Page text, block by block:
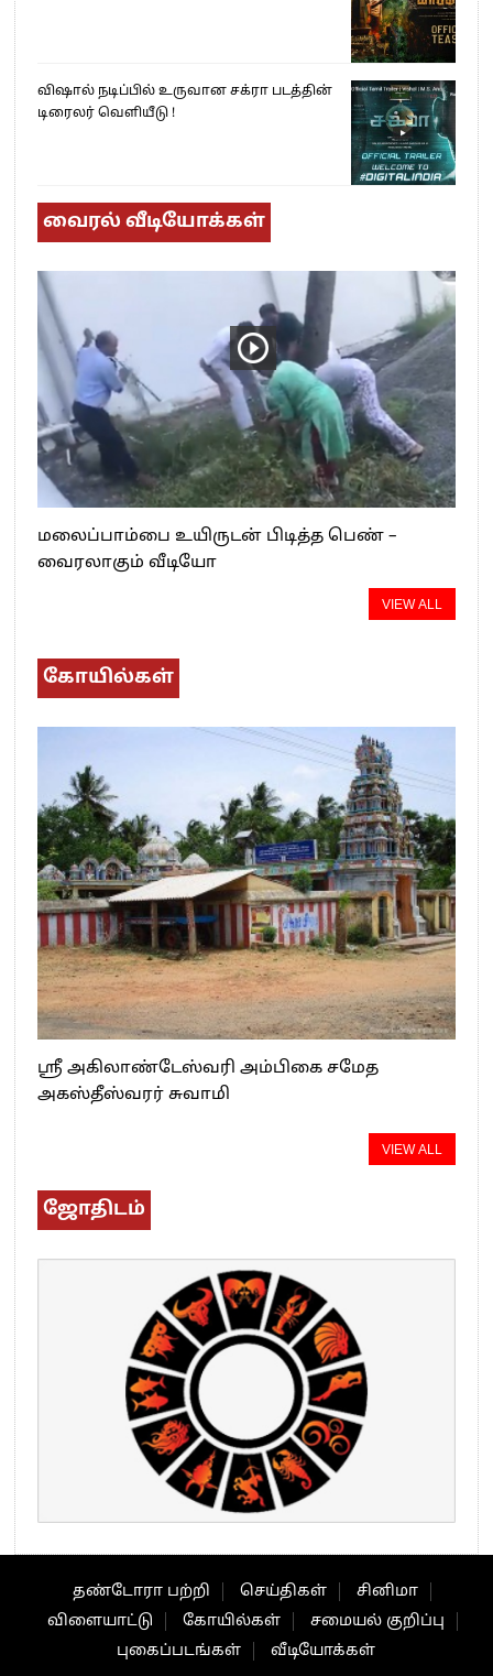
விஷால் நடிப்பில் உருவான சக்ரா படத்தின்
டிரைலர் வெளியீடு !
வைரல் வீடியோக்கள்
மலைப்பாம்பை உயிருடன் பிடித்த பெண் –
வைரலாகும் வீடியோ
VIEW ALL
கோயில்கள்
ஸ்ரீ அகிலாண்டேஸ்வரி அம்பிகை சமேத
அகஸ்தீஸ்வரர் சுவாமி
VIEW ALL
ஜோதிடம்
தண்டோரா பற்றி செய்திகள்
சினிமா
விளையாட்டு
கோயில்கள்
சமையல் குறிப்பு
புகைப்படங்கள்
வீடியோக்கள்